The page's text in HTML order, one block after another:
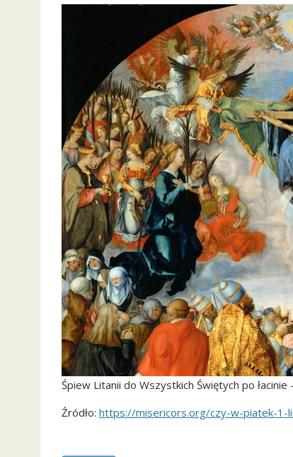
Śpiew Litanii do Wszystkich Świętych po łacinie
Źródło: https://misericors.org/czy-w-piatek-